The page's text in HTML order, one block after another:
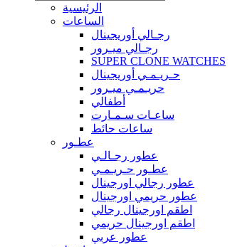
الرئيسية
الساعات
رجـالي أوريجينال
رجـالي ميـرور
SUPER CLONE WATCHES
حـريـمـي أوريجينال
حريـمـي ميـرور
أطفالي
ساعـات سـمـارت
ساعات حائط
عطـور
عطور رجـالـي
عطـور حـريـمـي
عطور رجالي اورجينال
عطور حريمي اورجينال
اطقم اورجينال رجالي
اطقم اورجينال حريمي
عطور عربي